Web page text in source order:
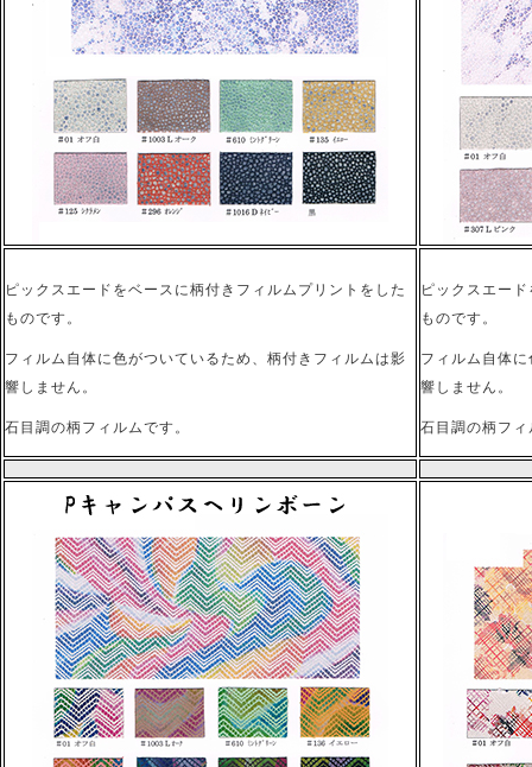
ピックスエードをベースに柄付きフィルムプリントをした
ものです。
フィルム自体に色がついているため、柄付きフィルムは影
響しません。
石目調の柄フィルムです。
ピックスエー
ものです。
フィルム自体
響しません。
石目調の柄フ